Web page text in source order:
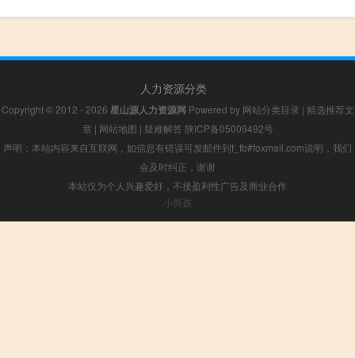
人力资源分类
Copyright © 2012 - 2026 星山源人力资源网 Powered by 网站分类目录 | 精选推荐文
章 | 网站地图 | 疑难解答 陕ICP备05009492号
声明：本站内容来自互联网，如信息有错误可发邮件到f_fb#foxmail.com说明，我们
会及时纠正，谢谢
本站仅为个人兴趣爱好，不接盈利性广告及商业合作
小男孩